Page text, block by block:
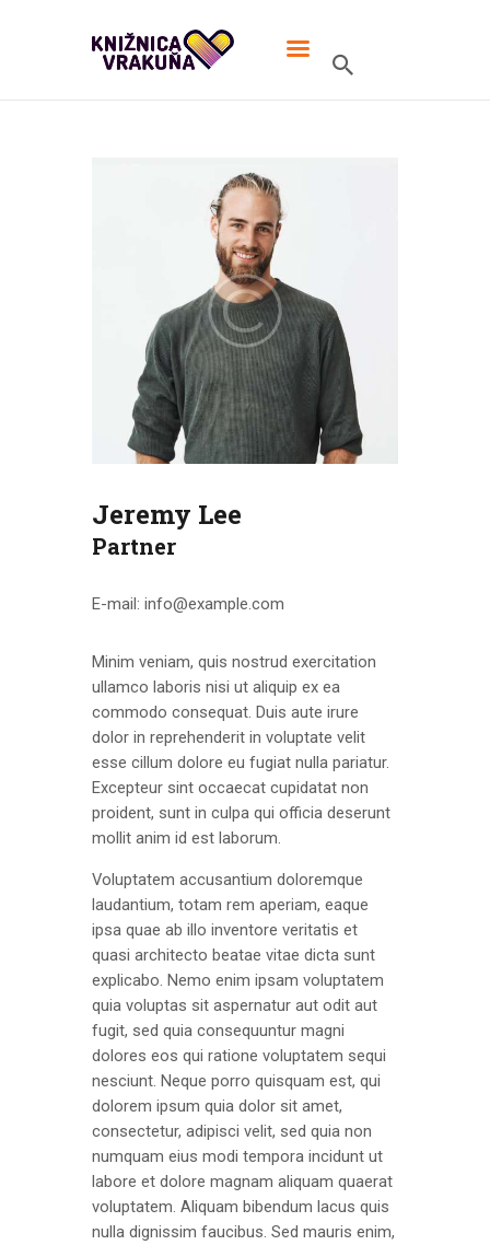
MIESTNA KNIŽNICA VRAKUŇA
V knižnici TO žije!
ONLINE KATALÓG
MIESTNA KNIŽNICA
Jeremy Lee
Partner
E-mail: info@example.com
Minim veniam, quis nostrud exercitation
ullamco laboris nisi ut aliquip ex ea
commodo consequat. Duis aute irure
dolor in reprehenderit in voluptate velit
esse cillum dolore eu fugiat nulla pariatur.
Excepteur sint occaecat cupidatat non
proident, sunt in culpa qui officia deserunt
mollit anim id est laborum.
Voluptatem accusantium doloremque
laudantium, totam rem aperiam, eaque
ipsa quae ab illo inventore veritatis et
quasi architecto beatae vitae dicta sunt
explicabo. Nemo enim ipsam voluptatem
quia voluptas sit aspernatur aut odit aut
fugit, sed quia consequuntur magni
dolores eos qui ratione voluptatem sequi
nesciunt. Neque porro quisquam est, qui
dolorem ipsum quia dolor sit amet,
consectetur, adipisci velit, sed quia non
numquam eius modi tempora incidunt ut
labore et dolore magnam aliquam quaerat
voluptatem. Aliquam bibendum lacus quis
nulla dignissim faucibus. Sed mauris enim,